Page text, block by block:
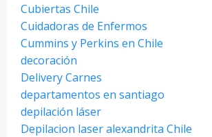
Cubiertas Chile
Cuidadoras de Enfermos
Cummins y Perkins en Chile
decoración
Delivery Carnes
departamentos en santiago
depilación láser
Depilacion laser alexandrita Chile